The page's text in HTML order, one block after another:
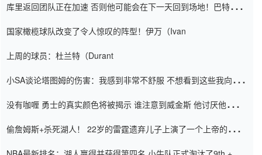
库里返回团队正在加速 否则他可能会在下一天回到场地！巴特勒迈
国家橄榄球队改变了令人惊叹的阵型！伊万（Ivan
上周的球员：杜兰特（Durant
小SA谈论塔图姆的伤害：我感到非常不舒服 不想看到这些我向他
没有咖喱 勇士的真实颜色将被揭示 谁注意到威金斯 他讨厌他的老
偷詹姆斯+杀死湖人！ 22岁的雷霆遗弃儿子上演了一个上帝的剧